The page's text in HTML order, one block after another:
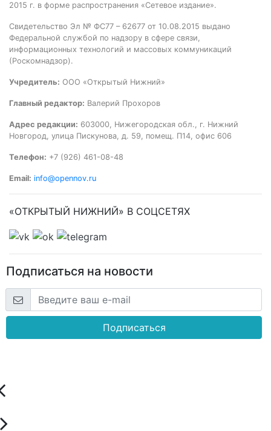
2015 г. в форме распространения «Сетевое издание».
Свидетельство Эл № ФС77 – 62677 от 10.08.2015 выдано
Федеральной службой по надзору в сфере связи,
информационных технологий и массовых коммуникаций
(Роскомнадзор).
Учредитель: ООО «Открытый Нижний»
Главный редактор: Валерий Прохоров
Адрес редакции: 603000, Нижегородская обл., г. Нижний
Новгород, улица Пискунова, д. 59, помещ. П14, офис 606
Телефон: +7 (926) 461-08-48
Email: info@opennov.ru
«ОТКРЫТЫЙ НИЖНИЙ» В СОЦСЕТЯХ
Подписаться на новости
Подписаться